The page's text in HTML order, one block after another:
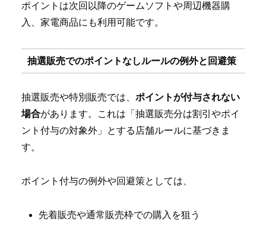
ポイントは次回以降のゲームソフトや周辺機器購
入、家電商品にも利用可能です。
抽選販売でのポイントなしルールの例外と回避策
抽選販売や特別販売では、 ポイントが付与されない
場合があります。これは「抽選販売分は割引やポイ
ント付与の対象外」とする店舗ルールに基づきま
す。
ポイント付与の例外や回避策としては、
先着販売や通常販売枠での購入を狙う